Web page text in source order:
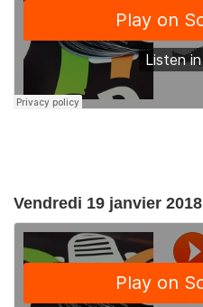
Vendredi 19 janvier 2018